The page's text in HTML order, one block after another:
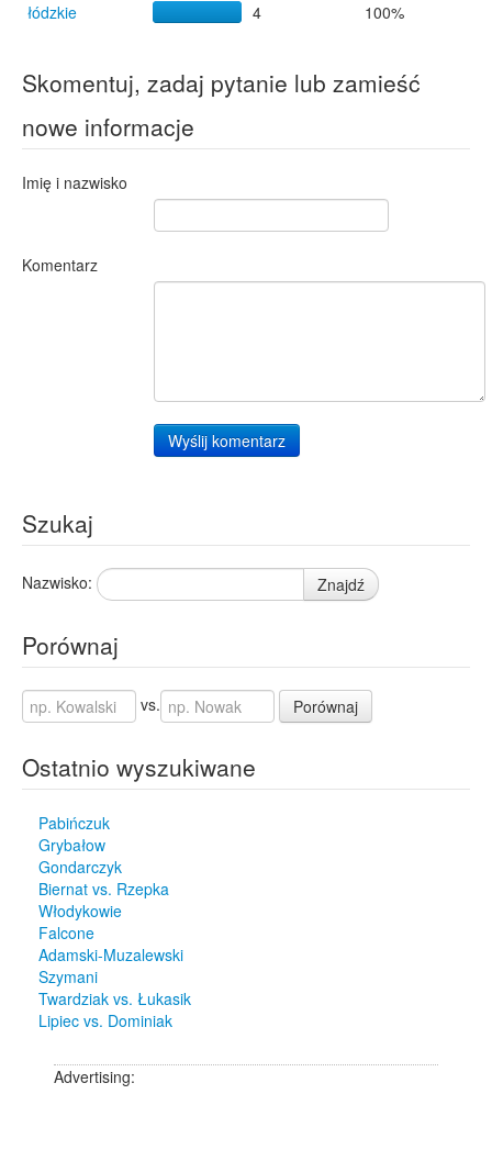
łódzkie
4 100%
Skomentuj, zadaj pytanie lub zamieść
nowe informacje
Imię i nazwisko
Komentarz
Wyślij komentarz
Szukaj
Nazwisko: Znajdź
Porównaj
vs. Porównaj
Ostatnio wyszukiwane
Pabińczuk
Grybałow
Gondarczyk
Biernat vs. Rzepka
Włodykowie
Falcone
Adamski-Muzalewski
Szymani
Twardziak vs. Łukasik
Lipiec vs. Dominiak
Advertising: